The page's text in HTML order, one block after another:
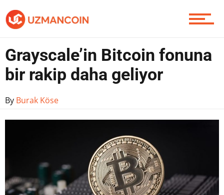
Yazarlardan
Piyasa
Soru Sor
Grayscale’in Bitcoin fonuna
bir rakip daha geliyor
By Burak Köse